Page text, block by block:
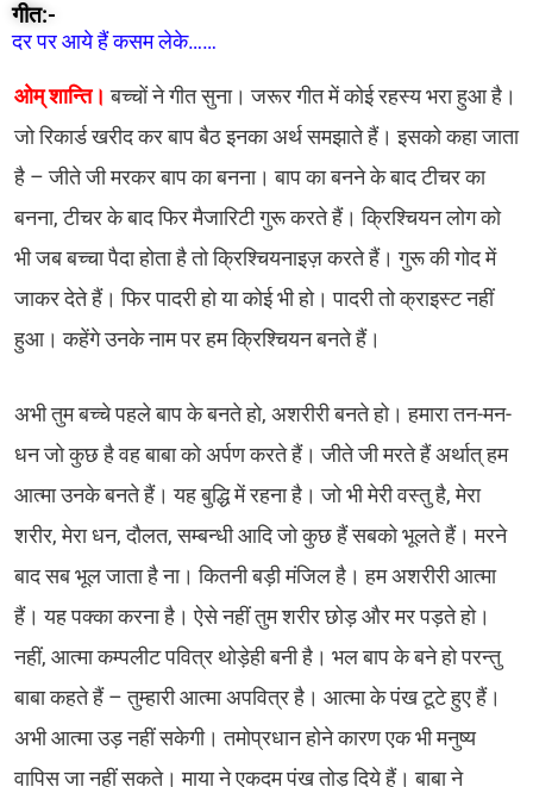
गीत:-
दर पर आये हैं कसम लेके……
ओम् शान्ति। बच्चों ने गीत सुना। जरूर गीत में कोई रहस्य भरा हुआ है।
जो रिकार्ड खरीद कर बाप बैठ इनका अर्थ समझाते हैं। इसको कहा जाता
है – जीते जी मरकर बाप का बनना। बाप का बनने के बाद टीचर का
बनना, टीचर के बाद फिर मैजारिटी गुरू करते हैं। क्रिश्चियन लोग को
भी जब बच्चा पैदा होता है तो क्रिश्चियनाइज़ करते हैं। गुरू की गोद में
जाकर देते हैं। फिर पादरी हो या कोई भी हो। पादरी तो क्राइस्ट नहीं
हुआ। कहेंगे उनके नाम पर हम क्रिश्चियन बनते हैं।
अभी तुम बच्चे पहले बाप के बनते हो, अशरीरी बनते हो। हमारा तन-मन-
धन जो कुछ है वह बाबा को अर्पण करते हैं। जीते जी मरते हैं अर्थात् हम
आत्मा उनके बनते हैं। यह बुद्धि में रहना है। जो भी मेरी वस्तु है, मेरा
शरीर, मेरा धन, दौलत, सम्बन्धी आदि जो कुछ हैं सबको भूलते हैं। मरने
बाद सब भूल जाता है ना। कितनी बड़ी मंजिल है। हम अशरीरी आत्मा
हैं। यह पक्का करना है। ऐसे नहीं तुम शरीर छोड़ और मर पड़ते हो।
नहीं, आत्मा कम्पलीट पवित्र थोड़ेही बनी है। भल बाप के बने हो परन्तु
बाबा कहते हैं – तुम्हारी आत्मा अपवित्र है। आत्मा के पंख टूटे हुए हैं।
अभी आत्मा उड़ नहीं सकेगी। तमोप्रधान होने कारण एक भी मनुष्य
वापिस जा नहीं सकते। माया ने एकदम पंख तोड़ दिये हैं। बाबा ने